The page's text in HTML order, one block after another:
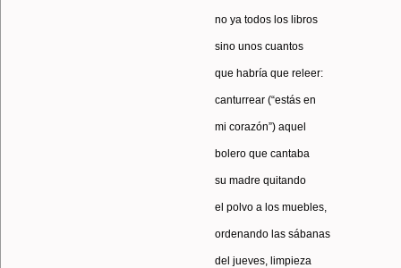
no ya todos los libros
sino unos cuantos
que habría que releer:
canturrear (“estás en
mi corazón”) aquel
bolero que cantaba
su madre quitando
el polvo a los muebles,
ordenando las sábanas
del jueves, limpieza